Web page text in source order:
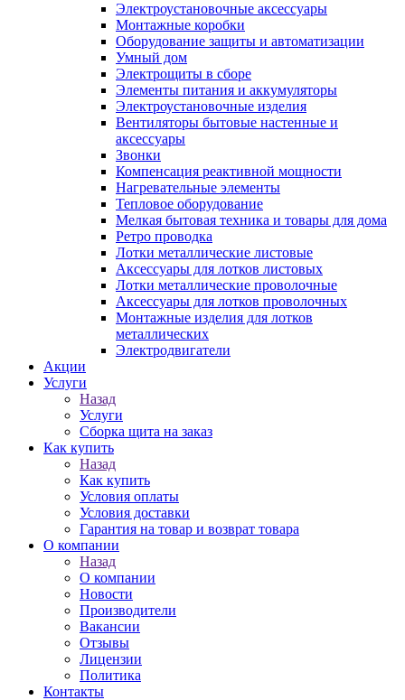
Электроустановочные аксессуары
Монтажные коробки
Оборудование защиты и автоматизации
Умный дом
Электрощиты в сборе
Элементы питания и аккумуляторы
Электроустановочные изделия
Вентиляторы бытовые настенные и
аксессуары
Звонки
Компенсация реактивной мощности
Нагревательные элементы
Тепловое оборудование
Мелкая бытовая техника и товары для дома
Ретро проводка
Лотки металлические листовые
Аксессуары для лотков листовых
Лотки металлические проволочные
Аксессуары для лотков проволочных
Монтажные изделия для лотков
металлических
Электродвигатели
Акции
Услуги
Назад
Услуги
Сборка щита на заказ
Как купить
Назад
Как купить
Условия оплаты
Условия доставки
Гарантия на товар и возврат товара
О компании
Назад
О компании
Новости
Производители
Вакансии
Отзывы
Лицензии
Политика
Контакты